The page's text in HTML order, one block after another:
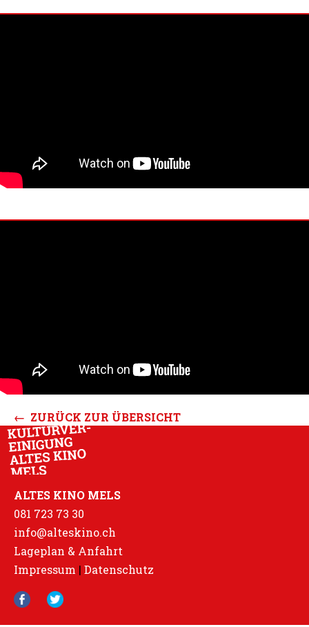
← ZURÜCK ZUR ÜBERSICHT
ALTES KINO MELS
081 723 73 30
info@alteskino.ch
Lageplan & Anfahrt
Impressum | Datenschutz